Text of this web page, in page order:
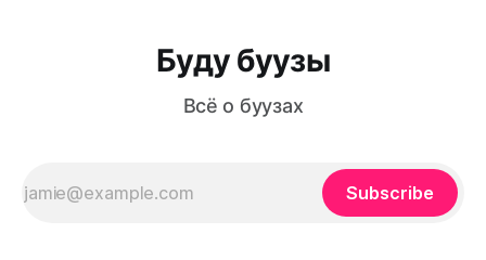
Буду буузы
Всё о буузах
Subscribe